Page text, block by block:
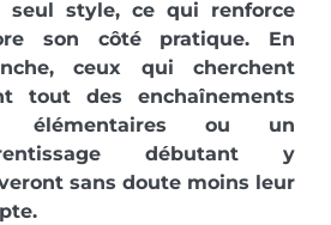
seul style, ce qui renforce
son côté pratique. En
ceux qui cherchent
tout des enchaînements
élémentaires ou un
débutant y
sans doute moins leur